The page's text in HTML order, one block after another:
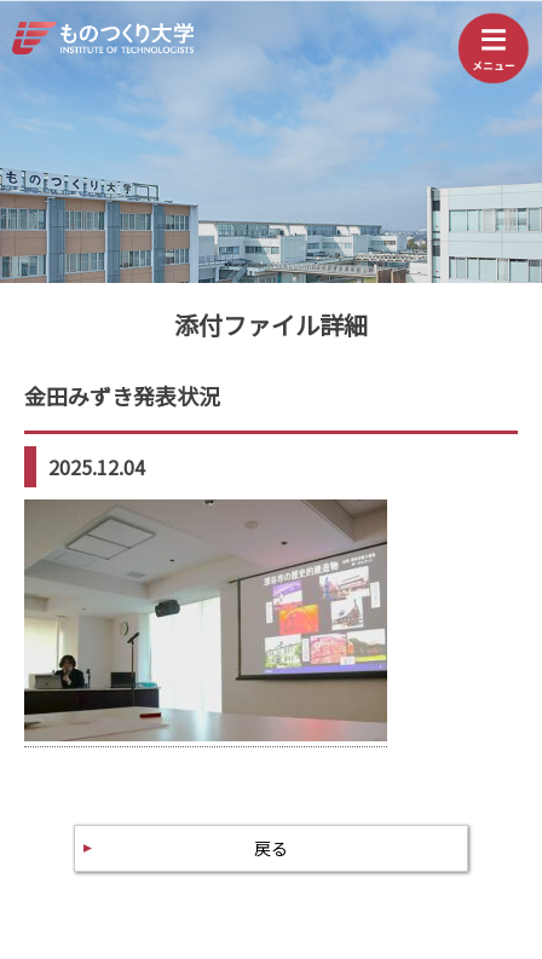
添付ファイル詳細
金田みずき発表状況
2025.12.04
戻る